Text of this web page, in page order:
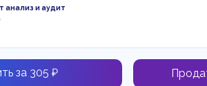
анализ и аудит
за 305 ₽